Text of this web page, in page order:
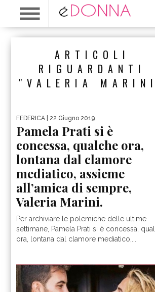
ARTICOLI
RIGUARDANTI
"VALERIA
FEDERICA | 22 Giugno 2019
Pamela Prati si è
concessa, qualche ora,
lontana dal clamore
mediatico, assieme
all’amica di sempre,
Valeria Marini.
Per archiviare le polemiche delle ultime
settimane, Pamela Prati si è concessa,
ora, lontana dal clamore mediatico,...